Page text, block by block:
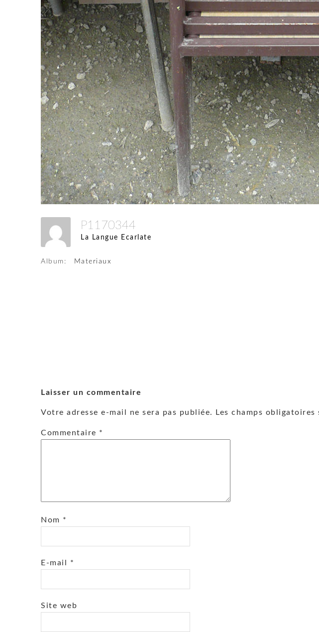
P1170344
La Langue Ecarlate
Album: Materiaux
Laisser un commentaire
Votre adresse e-mail ne sera pas publiée. Les champs
Commentaire *
Nom *
E-mail *
Site web